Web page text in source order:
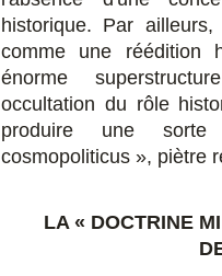
historique. Par
comme une réédition
énorme
occultation du rôle
produire une sorte
cosmopoliticus », piètre
LA « DOCTRINE